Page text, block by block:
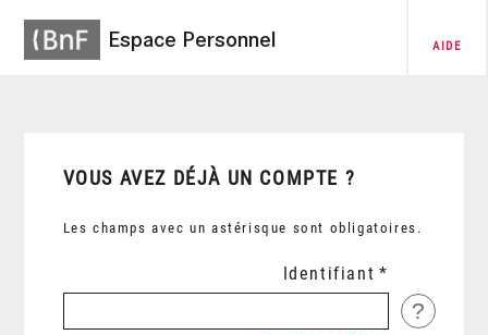
Espace Personnel AIDE
VOUS AVEZ DÉJÀ UN COMPTE ?
Les champs avec un astérisque sont obligatoires.
Identifiant
?